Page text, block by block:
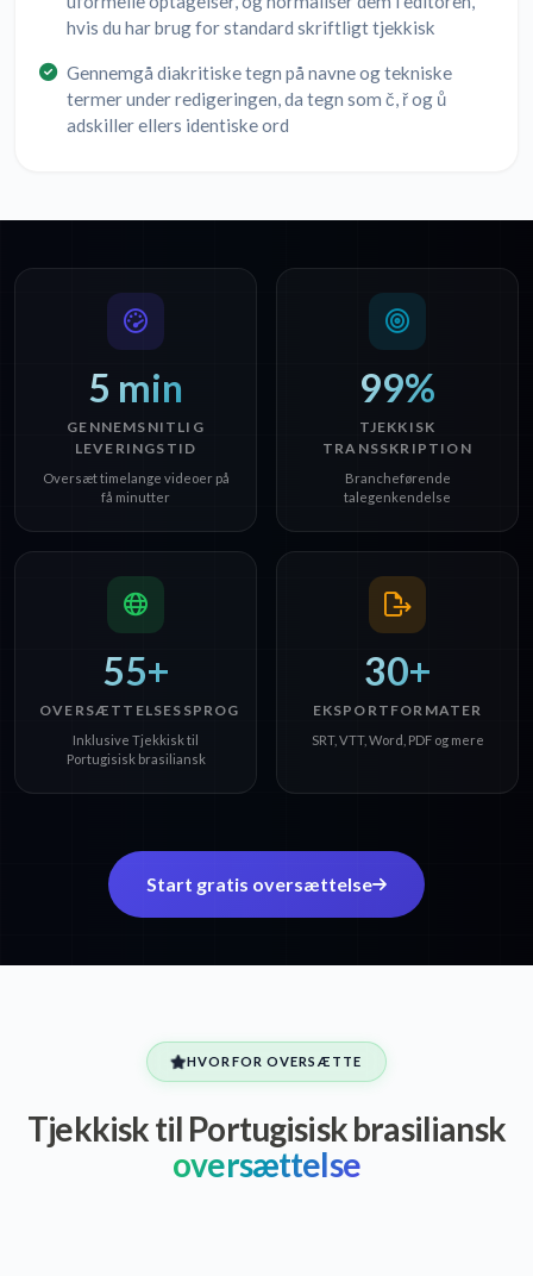
hvis du har brug for standard skriftligt tjekkisk
Gennemgå diakritiske tegn på navne og tekniske
termer under redigeringen, da tegn som č, ř og ů
adskiller ellers identiske ord
5 min
GENNEMSNITLIG
LEVERINGSTID
Oversæt timelange videoer på
få minutter
99%
TJEKKISK
TRANSSKRIPTION
Brancheførende
talegenkendelse
55+
OVERSÆTTELSESSPROG
Inklusive Tjekkisk til
Portugisisk brasiliansk
30+
EKSPORTFORMATER
SRT, VTT, Word, PDF og mere
Start gratis oversættelse
HVORFOR OVERSÆTTE
Tjekkisk til Portugisisk brasiliansk
oversættelse